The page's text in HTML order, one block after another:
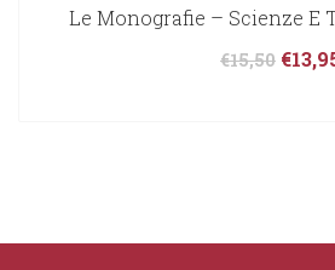
Le Monografie – Scienze E
€15,50 €